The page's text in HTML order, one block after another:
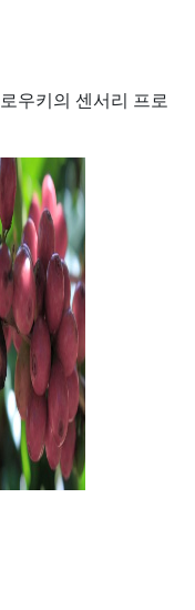
로우키의 센서리 프로